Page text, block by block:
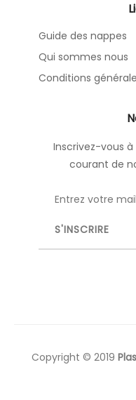
Guide des nappes
Qui sommes nous
Conditions
Inscrivez-vous
courant de
Copyright © 2019